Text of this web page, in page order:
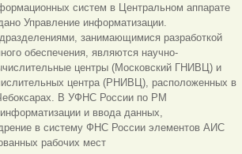
систем в Центральном аппарате
Управление информатизации.
занимающимися разработкой
обеспечения, являются научно-
центры (Московский ГНИВЦ) и
центра (РНИВЦ), расположенных в
В УФНС России по РМ
и ввода данных,
в систему ФНС России элементов АИС
рабочих мест